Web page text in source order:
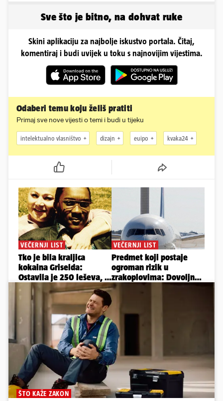
Sve što je bitno, na dohvat ruke
Skini aplikaciju za najbolje iskustvo portala. Čitaj,
komentiraj i budi uvijek u toku s najnovijim vijestima.
Odaberi temu koju želiš pratiti
Primaj sve nove vijesti o temi i budi u tijeku
intelektualno vlasništvo dizajn euipo kvaka24
ŠTO KAŽE ZAKON